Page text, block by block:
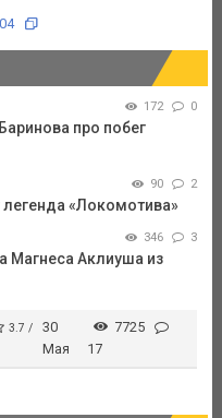
172 0
про побег
90 2
«Локомотива»
346 3
Магнеса Аклиуша из
3.7 /
30
Мая
7725
17